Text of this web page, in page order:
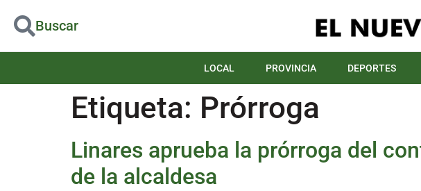
Buscar
LOCAL PROVINCIA DEPORTES
Etiqueta: Prórroga
Linares aprueba la prórroga del
de la alcaldesa